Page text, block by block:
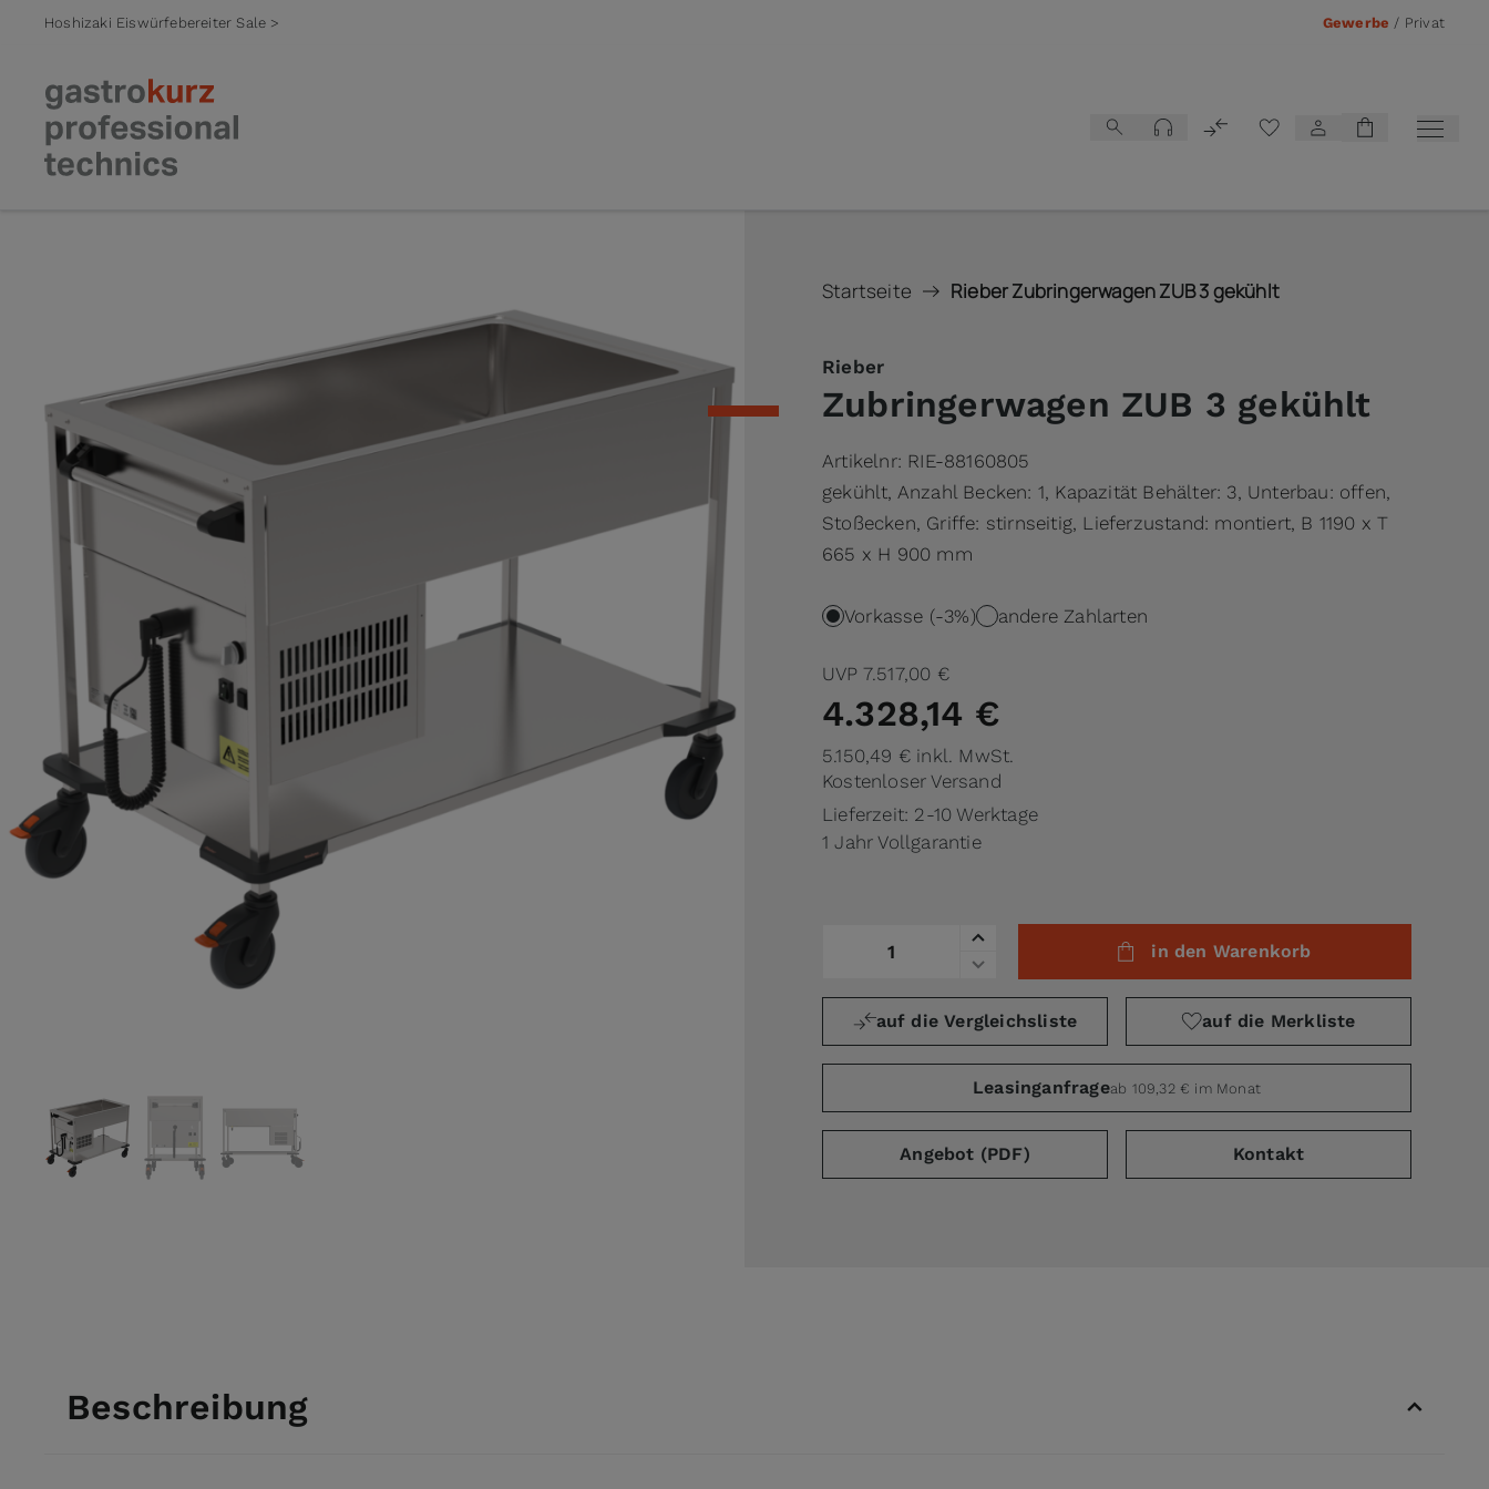
Hoshizaki Eiswürfebereiter Sale > Gewerbe / Privat
View larger imageView larger imageView larger image
Startseite Rieber Zubringerwagen ZUB 3 gekühlt
Rieber
Zubringerwagen ZUB 3 gekühlt
Artikelnr: RIE-88160805
gekühlt, Anzahl Becken: 1, Kapazität Behälter: 3, Unterbau: offen,
Stoßecken, Griffe: stirnseitig, Lieferzustand: montiert, B 1190 x T
665 x H 900 mm
Vorkasse (-3%) andere Zahlarten
UVP 7.517,00 €
4.328,14 €
5.150,49 € inkl. MwSt.
Kostenloser Versand
Lieferzeit: 2-10 Werktage
1 Jahr Vollgarantie
in den Warenkorb
auf die Vergleichsliste auf die Merkliste
Angebot (PDF)
Leasinganfrageab 109,32 € im Monat
Kontakt
Beschreibung